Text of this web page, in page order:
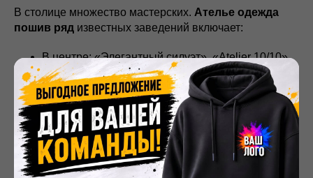
В столице множество мастерских. Ателье одежда
пошив ряд известных заведений включает:
В центре: «Элегантный силуэт», «Atelier 10/10»,
«Мерч№1».
На юге: «Ателье на Варшавке», «Швейный
двор».
На севере: «Ателье на Дмитровке», «Золотая
игла».
На востоке: «Ателье на Щёлковской», «Стиль и
комфорт».